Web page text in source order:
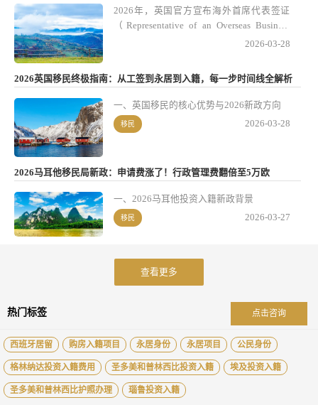
获批长期居留资格。这一举措不仅大幅降低
了高端人才的申请门槛，也为他们的家庭规
2026年，英国官方宣布海外首席代表签证
（Representative of an Overseas Business
Visa）正式关闭，这个政策变化引起了众多
2026-03-28
2026英国移民终极指南：从工签到永居到入籍，每一步时间线全解析
一、英国移民的核心优势与2026新政方向
移民 2026-03-28
2026马耳他移民局新政：申请费涨了！行政管理费翻倍至5万欧
一、2026马耳他投资入籍新政背景
移民 2026-03-27
查看更多
热门标签 点击咨询
西班牙居留 购房入籍项目 永居身份 永居项目 公民身份
格林纳达投资入籍费用 圣多美和普林西比投资入籍 埃及投资入籍
圣多美和普林西比护照办理 瑙鲁投资入籍